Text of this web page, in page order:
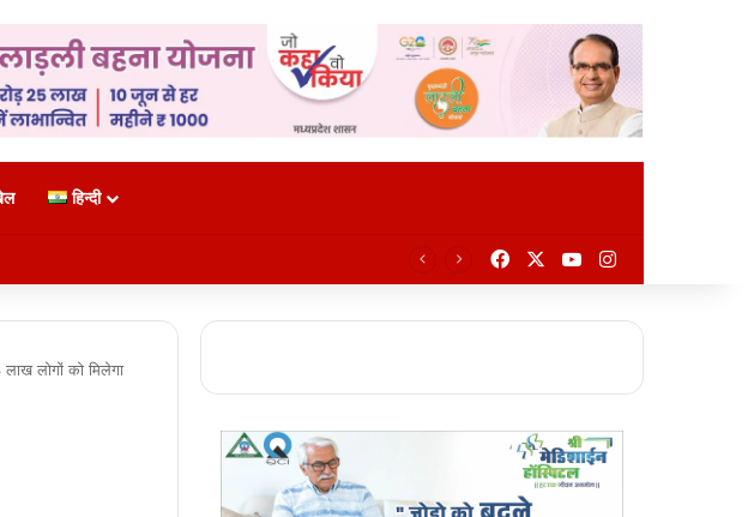
हिन्दी
FacebookYouTubeInstagram
लोगों को मिलेगा